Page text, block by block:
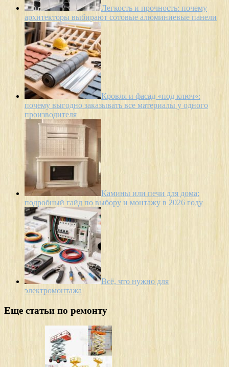
Легкость и прочность: почему
архитекторы выбирают сотовые алюминиевые панели
Кровля и фасад «под ключ»:
почему выгодно заказывать все материалы у одного
производителя
Камины или печи для дома:
подробный гайд по выбору и монтажу в 2026 году
Всё, что нужно для
электромонтажа
Еще статьи по ремонту